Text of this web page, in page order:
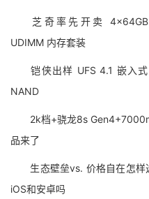
芝奇率先开卖 4×64GB
UDIMM 内存套装
铠侠出样 UFS 4.1 嵌入式
NAND
2k档+骁龙8s
品来了
生态壁垒vs. 价格自在怎样
iOS和安卓吗